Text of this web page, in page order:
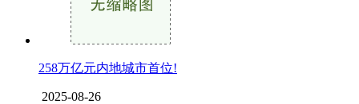
258万亿元内地城市首位!
2025-08-26